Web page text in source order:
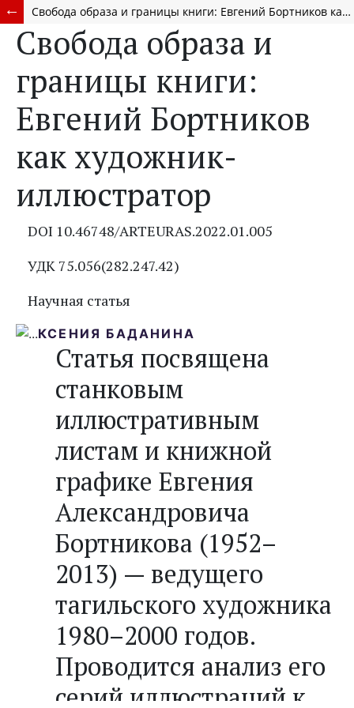
Свобода образа и границы книги: Евгений Бортников как художник-иллюстратор